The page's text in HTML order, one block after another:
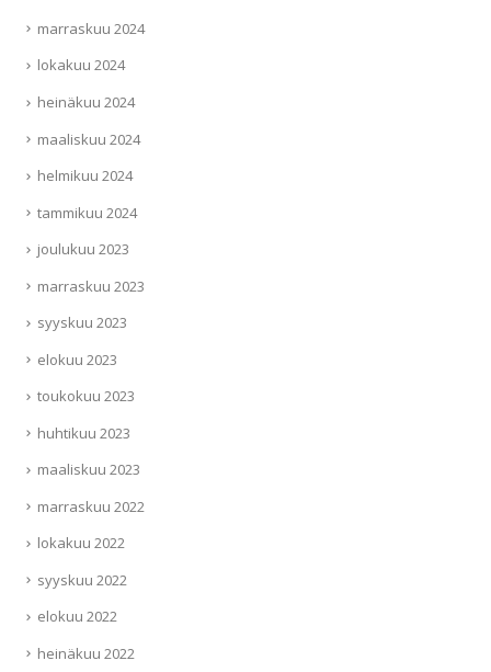
marraskuu 2024
lokakuu 2024
heinäkuu 2024
maaliskuu 2024
helmikuu 2024
tammikuu 2024
joulukuu 2023
marraskuu 2023
syyskuu 2023
elokuu 2023
toukokuu 2023
huhtikuu 2023
maaliskuu 2023
marraskuu 2022
lokakuu 2022
syyskuu 2022
elokuu 2022
heinäkuu 2022